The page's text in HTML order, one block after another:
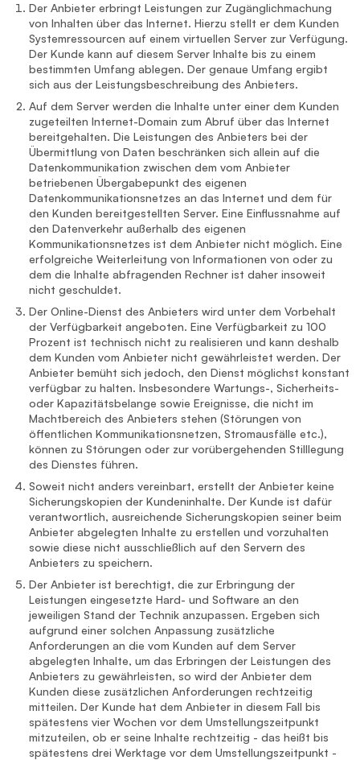
Der Anbieter erbringt Leistungen zur Zugänglichmachung
von Inhalten über das Internet. Hierzu stellt er dem Kunden
Systemressourcen auf einem virtuellen Server zur Verfügung.
Der Kunde kann auf diesem Server Inhalte bis zu einem
bestimmten Umfang ablegen. Der genaue Umfang ergibt
sich aus der Leistungsbeschreibung des Anbieters.
Auf dem Server werden die Inhalte unter einer dem Kunden
zugeteilten Internet-Domain zum Abruf über das Internet
bereitgehalten. Die Leistungen des Anbieters bei der
Übermittlung von Daten beschränken sich allein auf die
Datenkommunikation zwischen dem vom Anbieter
betriebenen Übergabepunkt des eigenen
Datenkommunikationsnetzes an das Internet und dem für
den Kunden bereitgestellten Server. Eine Einflussnahme auf
den Datenverkehr außerhalb des eigenen
Kommunikationsnetzes ist dem Anbieter nicht möglich. Eine
erfolgreiche Weiterleitung von Informationen von oder zu
dem die Inhalte abfragenden Rechner ist daher insoweit
nicht geschuldet.
Der Online-Dienst des Anbieters wird unter dem Vorbehalt
der Verfügbarkeit angeboten. Eine Verfügbarkeit zu 100
Prozent ist technisch nicht zu realisieren und kann deshalb
dem Kunden vom Anbieter nicht gewährleistet werden. Der
Anbieter bemüht sich jedoch, den Dienst möglichst konstant
verfügbar zu halten. Insbesondere Wartungs-, Sicherheits-
oder Kapazitätsbelange sowie Ereignisse, die nicht im
Machtbereich des Anbieters stehen (Störungen von
öffentlichen Kommunikationsnetzen, Stromausfälle etc.),
können zu Störungen oder zur vorübergehenden Stilllegung
des Dienstes führen.
Soweit nicht anders vereinbart, erstellt der Anbieter keine
Sicherungskopien der Kundeninhalte. Der Kunde ist dafür
verantwortlich, ausreichende Sicherungskopien seiner beim
Anbieter abgelegten Inhalte zu erstellen und vorzuhalten
sowie diese nicht ausschließlich auf den Servern des
Anbieters zu speichern.
Der Anbieter ist berechtigt, die zur Erbringung der
Leistungen eingesetzte Hard- und Software an den
jeweiligen Stand der Technik anzupassen. Ergeben sich
aufgrund einer solchen Anpassung zusätzliche
Anforderungen an die vom Kunden auf dem Server
abgelegten Inhalte, um das Erbringen der Leistungen des
Anbieters zu gewährleisten, so wird der Anbieter dem
Kunden diese zusätzlichen Anforderungen rechtzeitig
mitteilen. Der Kunde hat dem Anbieter in diesem Fall bis
spätestens vier Wochen vor dem Umstellungszeitpunkt
mitzuteilen, ob er seine Inhalte rechtzeitig - das heißt bis
spätestens drei Werktage vor dem Umstellungszeitpunkt -